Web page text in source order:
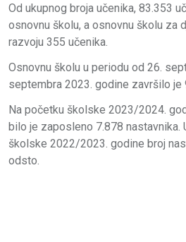
Od ukupnog broja učenika, 83.353
osnovnu školu, a osnovnu školu za
razvoju 355 učenika.
Osnovnu školu u periodu od 26.
septembra 2023. godine završilo je
Na početku školske 2023/2024.
bilo je zaposleno 7.878 nastavnika.
školske 2022/2023. godine broj
odsto.